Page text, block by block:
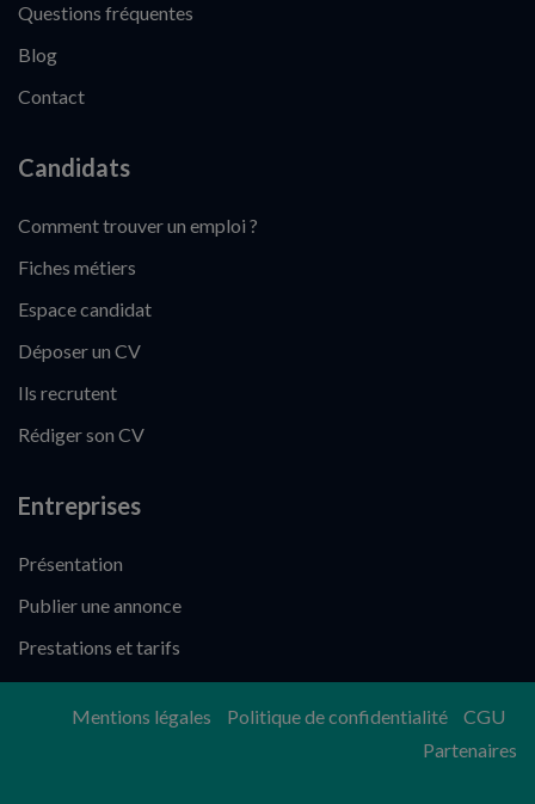
Questions fréquentes
Blog
Contact
Candidats
Comment trouver un emploi ?
Fiches métiers
Espace candidat
Déposer un CV
Ils recrutent
Rédiger son CV
Entreprises
Présentation
Publier une annonce
Prestations et tarifs
Mentions légales Politique de confidentialité
CGU
Partenaires